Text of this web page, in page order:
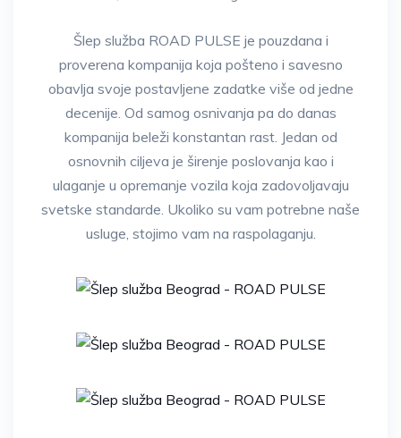
Šlep služba ROAD PULSE je pouzdana i
proverena kompanija koja pošteno i savesno
obavlja svoje postavljene zadatke više od jedne
decenije. Od samog osnivanja pa do danas
kompanija beleži konstantan rast. Jedan od
osnovnih ciljeva je širenje poslovanja kao i
ulaganje u opremanje vozila koja zadovoljavaju
svetske standarde. Ukoliko su vam potrebne naše
usluge, stojimo vam na raspolaganju.